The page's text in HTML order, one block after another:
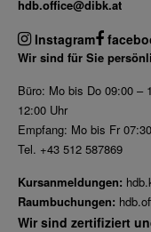
hdb.office@dibk.at
Instagram
Wir sind für Sie
Büro: Mo bis Do 09:00 –
12:00 Uhr
Empfang: Mo bis Fr
Tel. +43 512 587869
Kursanmeldungen:
Raumbuchungen:
Wir sind zertifiziert